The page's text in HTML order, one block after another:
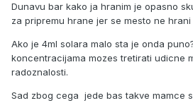
Dunavu bar kako ja hranim je opasno
za pripremu hrane jer se mesto ne hrani
Ako je 4ml solara malo sta je onda
koncentracijama mozes tretirati udicne
radoznalosti.
Sad zbog cega jede bas takve mamce